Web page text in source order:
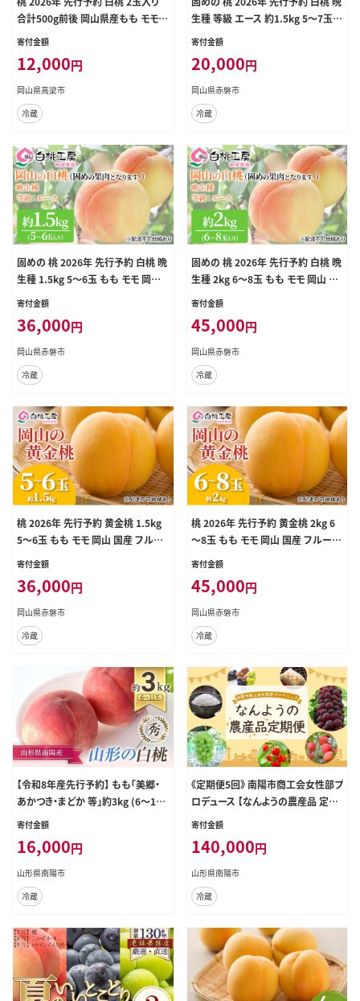
合計500g前後 岡山県産もも モモ
岡山県産 国産 フルーツ 果物 ギフト
寄付金額
12,000円
岡山県高梁市
冷蔵
生種 等級 エース 約1.5kg 5～7玉
もも モモ 岡山 国産 フルーツ 果物
寄付金額
20,000円
岡山県赤磐市
冷蔵
固めの 桃 2026年 先行予約 白桃 晩
生種 1.5kg 5～6玉 もも モモ 岡山
国産 フルーツ 果物 ギフト 桃茂実苑
寄付金額
36,000円
岡山県赤磐市
冷蔵
固めの 桃 2026年 先行予約 白桃 晩
生種 2kg 6～8玉 もも モモ 岡山 国
産 フルーツ 果物 ギフト 桃茂実苑
寄付金額
45,000円
岡山県赤磐市
冷蔵
桃 2026年 先行予約 黄金桃 1.5kg
5～6玉 もも モモ 岡山 国産 フルー
ツ 果物 ギフト 桃茂実苑 果肉
寄付金額
36,000円
岡山県赤磐市
冷蔵
桃 2026年 先行予約 黄金桃 2kg 6
～8玉 もも モモ 岡山 国産 フルーツ
果物 ギフト 桃茂実苑 果肉
寄付金額
45,000円
岡山県赤磐市
冷蔵
【令和8年産先行予約】 もも「美郷・
あかつき・まどか 等」約3kg (6～11
玉) 《令和8年8月上旬～発送》 『生産
産農家直送 山形県 南陽市 [1981]
寄付金額
16,000円
山形県南陽市
冷蔵
《定期便5回》 南陽市商工会女性部プ
ロデュース 【なんようの農産品 定期
便】 山形県 南陽市 [2266]
寄付金額
140,000円
山形県南陽市
冷蔵